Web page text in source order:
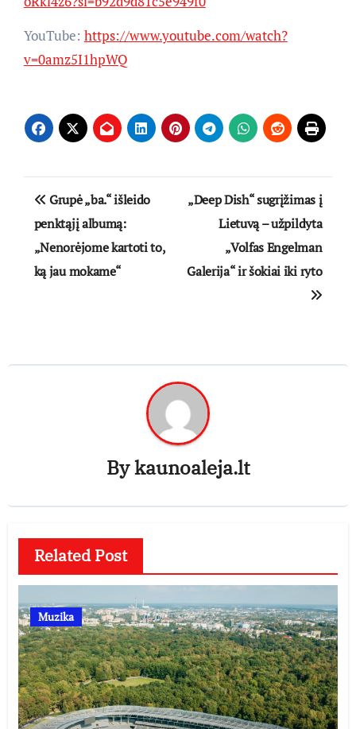
YouTube: https://www.youtube.com/watch?
v=0amz5I1hpWQ
Navigacija
tarp
įrašų
Grupė „ba.“ išleido
penktąjį albumą:
„Nenorėjome kartoti to,
ką jau mokame“
„Deep Dish“ sugrįžimas į
Lietuvą – užpildyta
„Volfas Engelman
Galerija“ ir šokiai iki ryto
Bykaunoaleja.lt
Related Post
Muzika